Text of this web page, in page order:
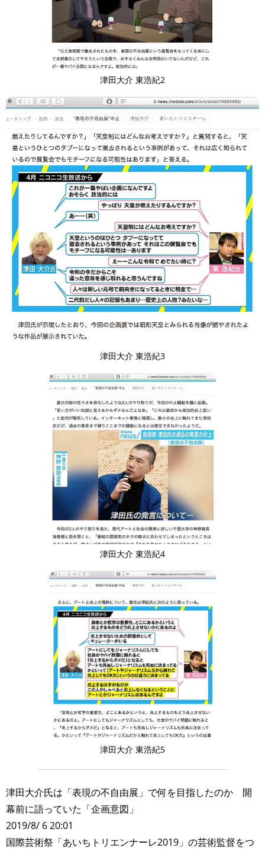
津田大介 東浩紀2
津田大介 東浩紀3
津田大介 東浩紀4
津田大介 東浩紀5
津田大介氏は「表現の不自由展」で何を目指したのか 開
幕前に語っていた「企画意図」
2019/8/ 6 20:01
国際芸術祭「あいちトリエンナーレ2019」の芸術監督をつ